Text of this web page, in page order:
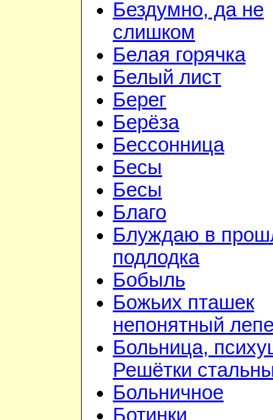
Бездумно, да не
слишком
Белая горячка
Белый лист
Берег
Берёза
Бессонница
Бесы
Бесы
Благо
Блуждаю в
подлодка
Бобыль
Божьих пташек
непонятный
Больница,
Решётки
Больничное
Ботинки